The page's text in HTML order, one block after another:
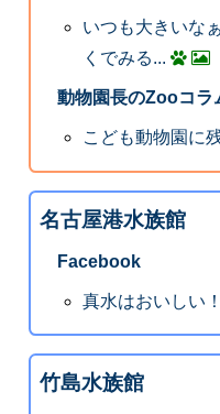
いつも大きいな
くでみる...
動物園長のZooコラ
こども動物園に
名古屋港水族館
Facebook
真水はおいしい
竹島水族館